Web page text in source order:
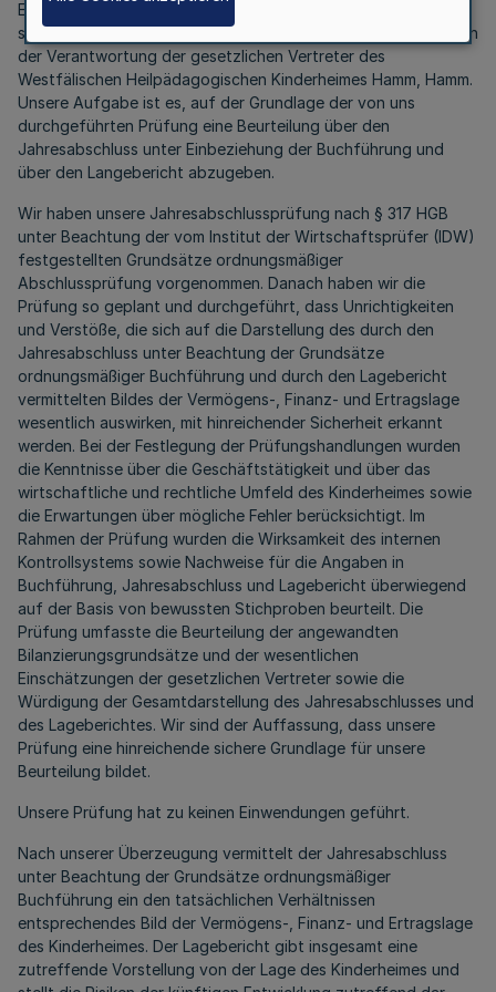
Eigenbetriebsverordnung des Landes Nordrhein-Westfalen
sowie der gemäß § 25 EigVO aufgestellte Lagebericht liegen in
der Verantwortung der gesetzlichen Vertreter des
Westfälischen Heilpädagogischen Kinderheimes Hamm, Hamm.
Unsere Aufgabe ist es, auf der Grundlage der von uns
durchgeführten Prüfung eine Beurteilung über den
Jahresabschluss unter Einbeziehung der Buchführung und
über den Langebericht abzugeben.
Wir haben unsere Jahresabschlussprüfung nach § 317 HGB
unter Beachtung der vom Institut der Wirtschaftsprüfer (IDW)
festgestellten Grundsätze ordnungsmäßiger
Abschlussprüfung vorgenommen. Danach haben wir die
Prüfung so geplant und durchgeführt, dass Unrichtigkeiten
und Verstöße, die sich auf die Darstellung des durch den
Jahresabschluss unter Beachtung der Grundsätze
ordnungsmäßiger Buchführung und durch den Lagebericht
vermittelten Bildes der Vermögens-, Finanz- und Ertragslage
wesentlich auswirken, mit hinreichender Sicherheit erkannt
werden. Bei der Festlegung der Prüfungshandlungen wurden
die Kenntnisse über die Geschäftstätigkeit und über das
wirtschaftliche und rechtliche Umfeld des Kinderheimes sowie
die Erwartungen über mögliche Fehler berücksichtigt. Im
Rahmen der Prüfung wurden die Wirksamkeit des internen
Kontrollsystems sowie Nachweise für die Angaben in
Buchführung, Jahresabschluss und Lagebericht überwiegend
auf der Basis von bewussten Stichproben beurteilt. Die
Prüfung umfasste die Beurteilung der angewandten
Bilanzierungsgrundsätze und der wesentlichen
Einschätzungen der gesetzlichen Vertreter sowie die
Würdigung der Gesamtdarstellung des Jahresabschlusses und
des Lageberichtes. Wir sind der Auffassung, dass unsere
Prüfung eine hinreichende sichere Grundlage für unsere
Beurteilung bildet.
Unsere Prüfung hat zu keinen Einwendungen geführt.
Nach unserer Überzeugung vermittelt der Jahresabschluss
unter Beachtung der Grundsätze ordnungsmäßiger
Buchführung ein den tatsächlichen Verhältnissen
entsprechendes Bild der Vermögens-, Finanz- und Ertragslage
des Kinderheimes. Der Lagebericht gibt insgesamt eine
zutreffende Vorstellung von der Lage des Kinderheimes und